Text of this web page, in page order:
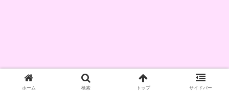
ホーム 検索 トップ サイドバー